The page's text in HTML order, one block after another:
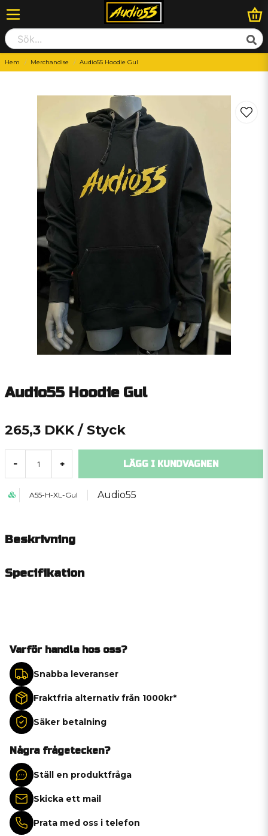
Hem Merchandise Audio55 Hoodie Gul
Audio55 Hoodie Gul
265,3 DKK / Styck
- + LÄGG I KUNDVAGNEN
A55-H-XL-Gul Audio55
Beskrivning
Specifikation
Varför handla hos oss?
Snabba leveranser
Fraktfria alternativ från 1000kr*
Säker betalning
Några frågetecken?
Ställ en produktfråga
Skicka ett mail
Prata med oss i telefon